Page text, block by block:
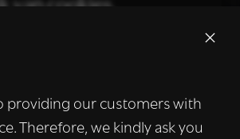
providing our customers with
Therefore, we kindly ask you
van cookies.
cookies om inhoud en
uw gebruik van onze site
en analysepartners,